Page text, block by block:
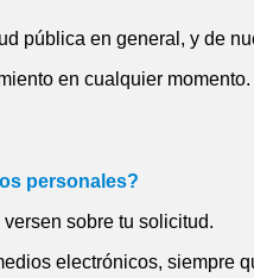
pública en general, y de
en cualquier momento.
personales?
sobre tu solicitud.
electrónicos, siempre